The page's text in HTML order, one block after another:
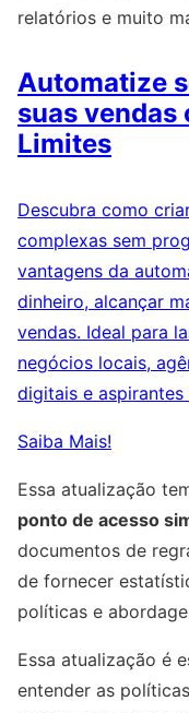
relatórios e muito
Automatize
suas vendas
Limites
Descubra como
complexas sem
vantagens da
dinheiro, alcançar
vendas. Ideal para
negócios locais,
digitais e
Saiba Mais!
Essa atualização
ponto de acesso
documentos de
de fornecer
políticas e
Essa atualização é
entender as